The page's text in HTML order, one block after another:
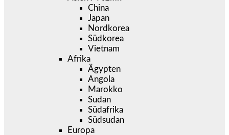
China
Japan
Nordkorea
Südkorea
Vietnam
Afrika
Ägypten
Angola
Marokko
Sudan
Südafrika
Südsudan
Europa